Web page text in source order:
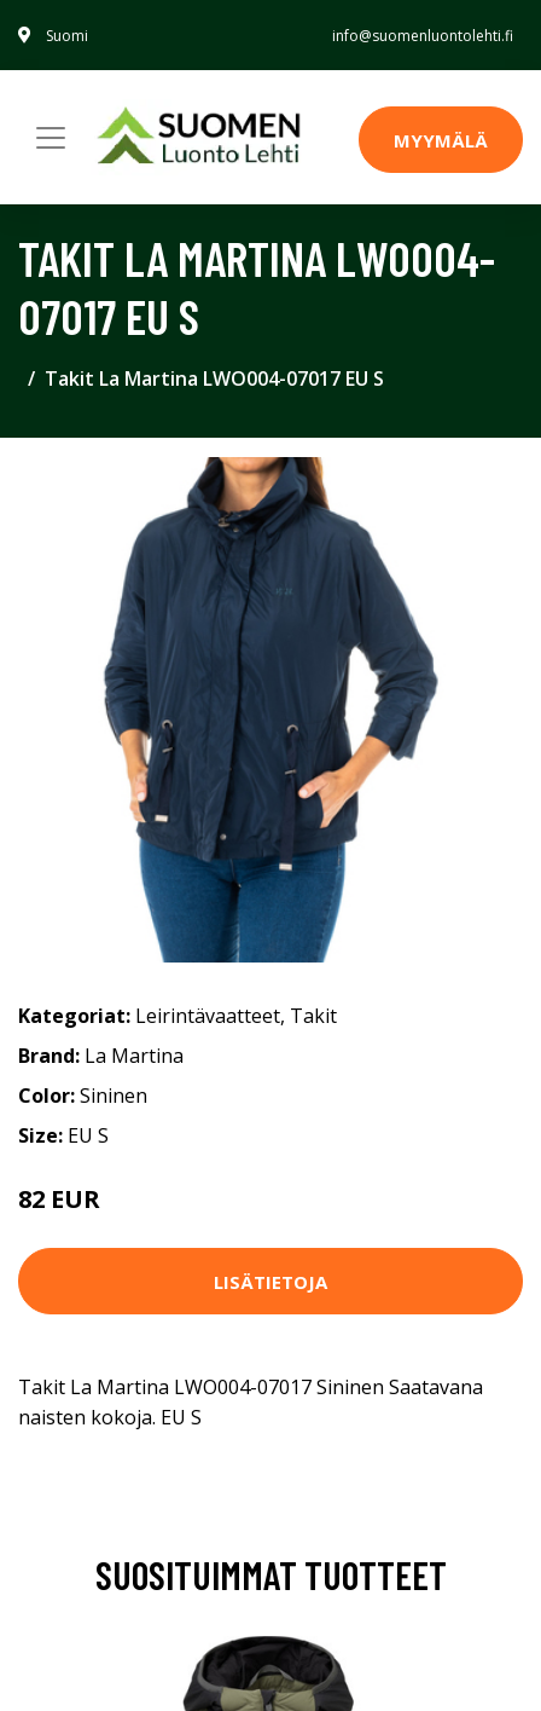
Suomi info@suomenluontolehti.fi
MYYMÄLÄ
TAKIT LA MARTINA LWO004-
07017 EU S
Takit La Martina LWO004-07017 EU S
Kategoriat: Leirintävaatteet, Takit
Brand: La Martina
Color:Sininen
Size: EU S
82 EUR
LISÄTIETOJA
Takit La Martina LWO004-07017 Sininen Saatavana
naisten kokoja. EU S
SUOSITUIMMAT TUOTTEET